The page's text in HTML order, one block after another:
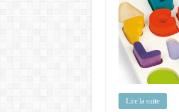
Lire la suite